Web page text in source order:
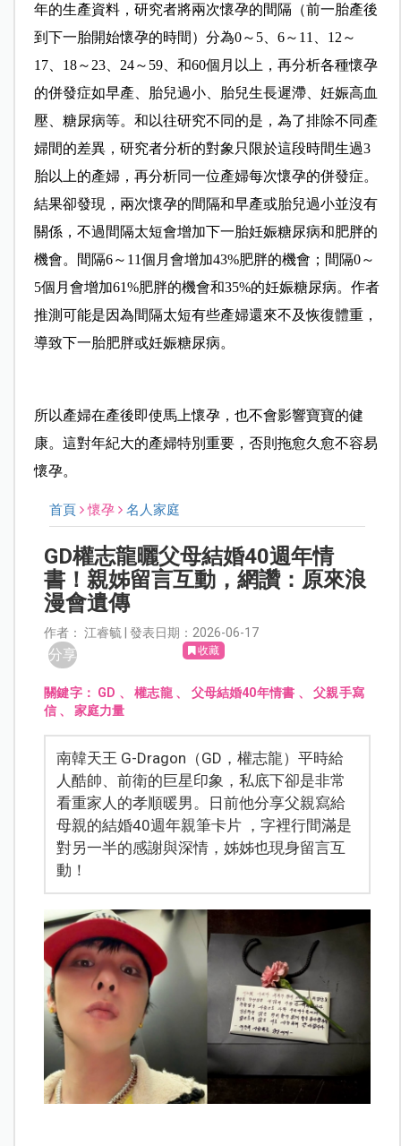
年的生產資料，研究者將兩次懷孕的間隔（前一胎產後
到下一胎開始懷孕的時間）分為0～5、6～11、12～
17、18～23、24～59、和60個月以上，再分析各種懷孕
的併發症如早產、胎兒過小、胎兒生長遲滯、妊娠高血
壓、糖尿病等。和以往研究不同的是，為了排除不同產
婦間的差異，研究者分析的對象只限於這段時間生過3
胎以上的產婦，再分析同一位產婦每次懷孕的併發症。
結果卻發現，兩次懷孕的間隔和早產或胎兒過小並沒有
關係，不過間隔太短會增加下一胎妊娠糖尿病和肥胖的
機會。間隔6～11個月會增加43%肥胖的機會；間隔0～
5個月會增加61%肥胖的機會和35%的妊娠糖尿病。作者
推測可能是因為間隔太短有些產婦還來不及恢復體重，
導致下一胎肥胖或妊娠糖尿病。
所以產婦在產後即使馬上懷孕，也不會影響寶寶的健
康。這對年紀大的產婦特別重要，否則拖愈久愈不容易
懷孕。
首頁 懷孕 名人家庭
GD權志龍曬父母結婚40週年情
書！親姊留言互動，網讚：原來浪
漫會遺傳
作者： 江睿毓 | 發表日期：2026-06-17
分享 收藏
關鍵字： GD 、權志龍、 父母結婚40年情書 、父親手寫
信 、家庭力量
南韓天王 G-Dragon（GD，權志龍）平時給
人酷帥、前衛的巨星印象，私底下卻是非常
看重家人的孝順暖男。日前他分享父親寫給
母親的結婚40週年親筆卡片 ，字裡行間滿是
對另一半的感謝與深情，姊姊也現身留言互
動！